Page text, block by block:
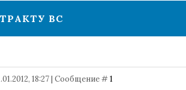
ВС
18:27 | Сообщение #1